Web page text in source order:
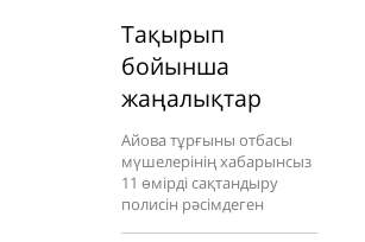
Тақырып
бойынша
жаңалықтар
Айова тұрғыны отбасы
мүшелерінің хабарынсыз
11 өмірді сақтандыру
полисін рәсімдеген